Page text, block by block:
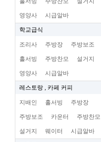
영양사 시급알바
학교급식
조리사 주방장 주방보조
홀서빙 주방찬모 설거지
영양사 시급알바
레스토랑 , 카페 커피
지배인 홀서빙 주방장
주방보조 카운터 주방찬모
설거지 웨이터 시급알바